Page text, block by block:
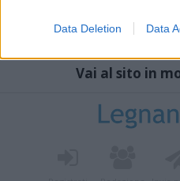
Data Deletion Data
Vai al sito in